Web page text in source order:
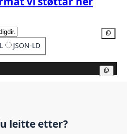
JSON-LD
leitte etter?